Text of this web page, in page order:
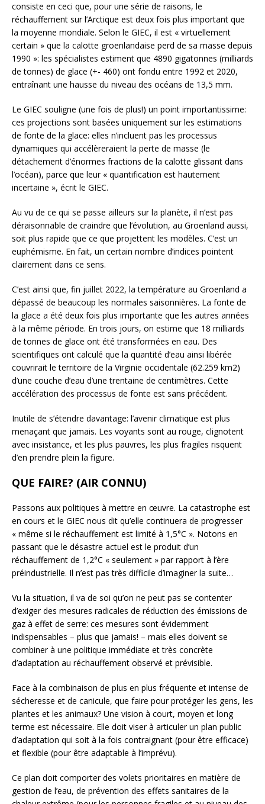
consiste en ceci que, pour une série de raisons, le
réchauffement sur l’Arctique est deux fois plus important que
la moyenne mondiale. Selon le GIEC, il est « virtuellement
certain » que la calotte groenlandaise perd de sa masse depuis
1990 »: les spécialistes estiment que 4890 gigatonnes (milliards
de tonnes) de glace (+- 460) ont fondu entre 1992 et 2020,
entraînant une hausse du niveau des océans de 13,5 mm.
Le GIEC souligne (une fois de plus!) un point importantissime:
ces projections sont basées uniquement sur les estimations
de fonte de la glace: elles n’incluent pas les processus
dynamiques qui accélèreraient la perte de masse (le
détachement d’énormes fractions de la calotte glissant dans
l’océan), parce que leur « quantification est hautement
incertaine », écrit le GIEC.
Au vu de ce qui se passe ailleurs sur la planète, il n’est pas
déraisonnable de craindre que l’évolution, au Groenland aussi,
soit plus rapide que ce que projettent les modèles. C’est un
euphémisme. En fait, un certain nombre d’indices pointent
clairement dans ce sens.
C’est ainsi que, fin juillet 2022, la température au Groenland a
dépassé de beaucoup les normales saisonnières. La fonte de
la glace a été deux fois plus importante que les autres années
à la même période. En trois jours, on estime que 18 milliards
de tonnes de glace ont été transformées en eau. Des
scientifiques ont calculé que la quantité d’eau ainsi libérée
couvrirait le territoire de la Virginie occidentale (62.259 km2)
d’une couche d’eau d’une trentaine de centimètres. Cette
accélération des processus de fonte est sans précédent.
Inutile de s’étendre davantage: l’avenir climatique est plus
menaçant que jamais. Les voyants sont au rouge, clignotent
avec insistance, et les plus pauvres, les plus fragiles risquent
d’en prendre plein la figure.
QUE FAIRE? (AIR CONNU)
Passons aux politiques à mettre en œuvre. La catastrophe est
en cours et le GIEC nous dit qu’elle continuera de progresser
« même si le réchauffement est limité à 1,5°C ». Notons en
passant que le désastre actuel est le produit d’un
réchauffement de 1,2°C « seulement » par rapport à l’ère
préindustrielle. Il n’est pas très difficile d’imaginer la suite…
Vu la situation, il va de soi qu’on ne peut pas se contenter
d’exiger des mesures radicales de réduction des émissions de
gaz à effet de serre: ces mesures sont évidemment
indispensables – plus que jamais! – mais elles doivent se
combiner à une politique immédiate et très concrète
d’adaptation au réchauffement observé et prévisible.
Face à la combinaison de plus en plus fréquente et intense de
sécheresse et de canicule, que faire pour protéger les gens, les
plantes et les animaux? Une vision à court, moyen et long
terme est nécessaire. Elle doit viser à articuler un plan public
d’adaptation qui soit à la fois contraignant (pour être efficace)
et flexible (pour être adaptable à l’imprévu).
Ce plan doit comporter des volets prioritaires en matière de
gestion de l’eau, de prévention des effets sanitaires de la